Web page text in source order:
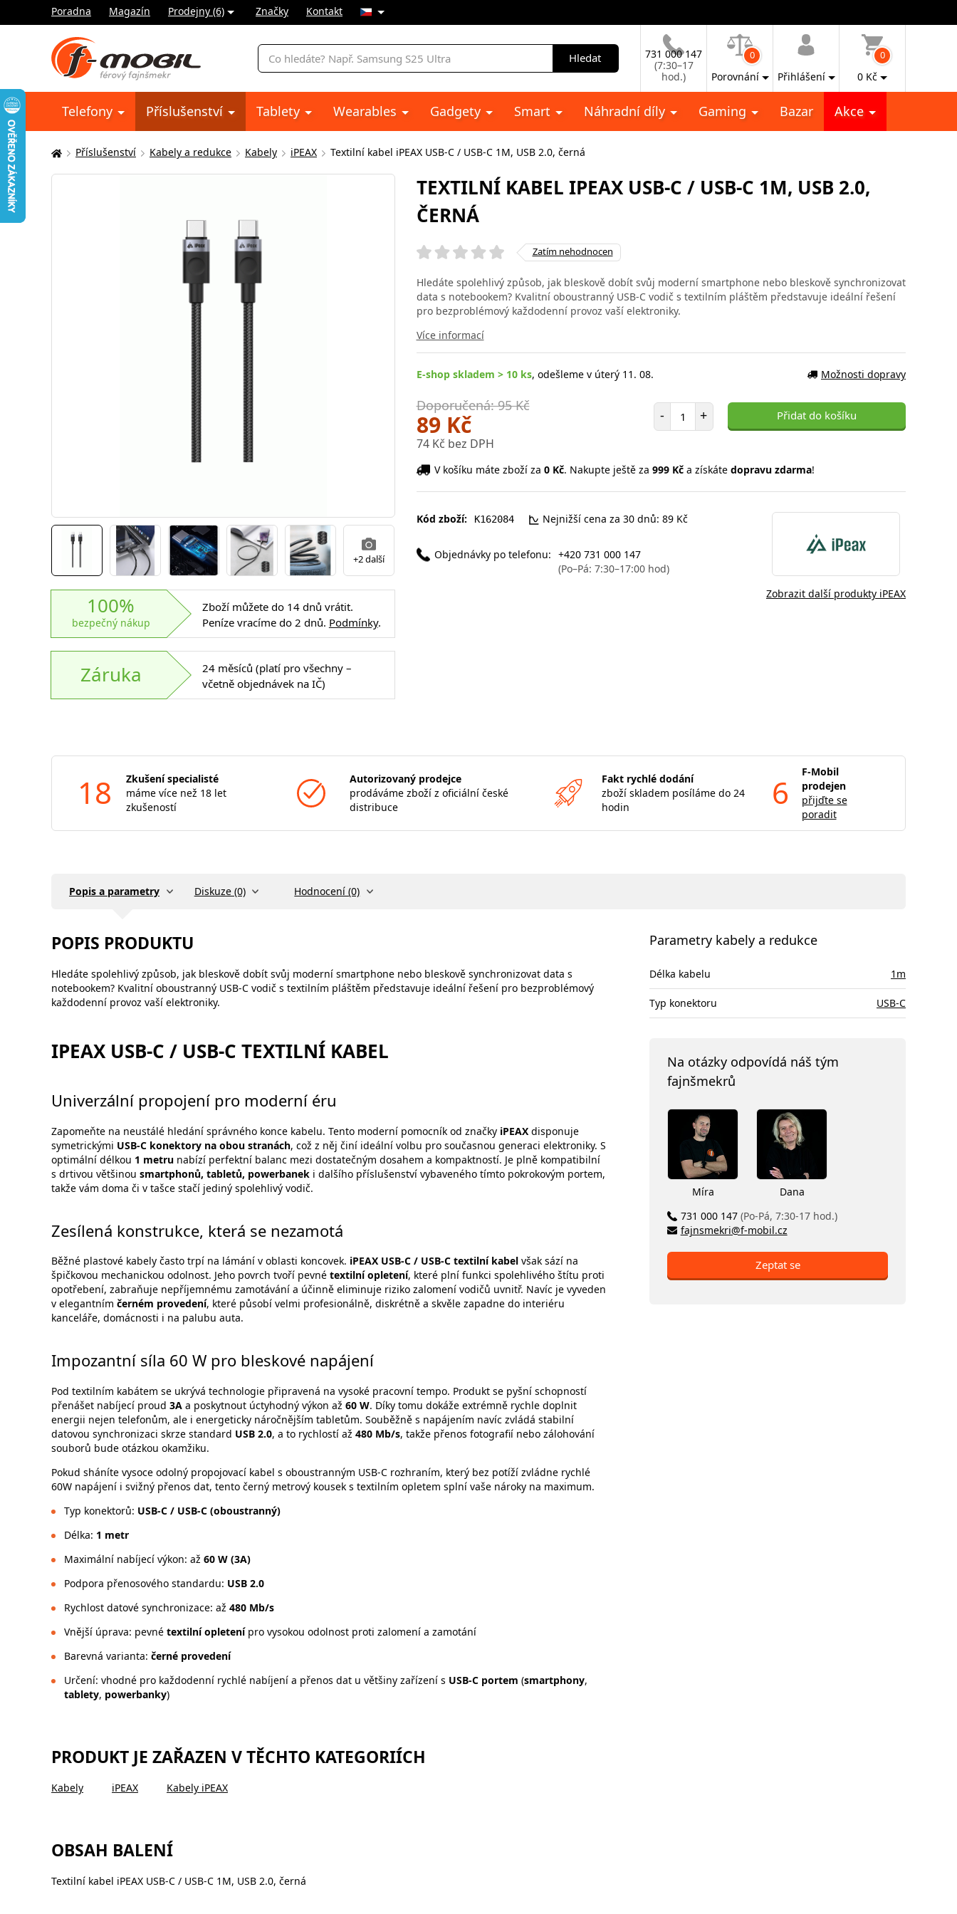
Poradna Magazín Prodejny (6) Značky Kontakt
Vyhledávání
Hledat
731 000 147
(7:30–17
hod.)
0
Porovnání Přihlášení
0
0 Kč
Telefony Příslušenství Tablety Wearables Gadgety Smart Náhradní díly Gaming Bazar Akce
Zde
se
Příslušenství Kabely a redukce Kabely iPEAX Textilní kabel iPEAX USB-C / USB-C 1M, USB 2.0, černá
+2 další
100%
bezpečný nákup
Zboží můžete do 14 dnů vrátit.
Peníze vracíme do 2 dnů. Podmínky.
Záruka
24 měsíců (platí pro všechny –
včetně objednávek na IČ)
TEXTILNÍ KABEL IPEAX USB-C / USB-C 1M, USB 2.0,
ČERNÁ
Zatím nehodnocen
Hledáte spolehlivý způsob, jak bleskově dobít svůj moderní smartphone nebo bleskově synchronizovat
data s notebookem? Kvalitní oboustranný USB-C vodič s textilním pláštěm představuje ideální řešení
pro bezproblémový každodenní provoz vaší elektroniky.
Více informací
E-shop skladem > 10 ks, odešleme v úterý 11. 08. Možnosti dopravy
Doporučená: 95 Kč
89 Kč
74 Kč bez DPH
- Počet položek
+ Přidat do košíku
V košíku máte zboží za 0 Kč. Nakupte ještě za 999 Kča získáte dopravu zdarma!
Kód zboží: K162084 Nejnižší cena za 30 dnů: 89 Kč
Objednávky po telefonu: +420 731 000 147
(Po–Pá: 7:30–17:00 hod)
Zobrazit další produkty iPEAX
18
Zkušení specialisté
máme více než 18 let
zkušeností
Autorizovaný prodejce
prodáváme zboží z oficiální české
distribuce
Fakt rychlé dodání
zboží skladem posíláme do 24
hodin
6
F-Mobil
prodejen
přijďte se
poradit
Popis a parametry Diskuze (0) Hodnocení (0)
POPIS PRODUKTU
Hledáte spolehlivý způsob, jak bleskově dobít svůj moderní smartphone nebo bleskově synchronizovat data s
notebookem? Kvalitní oboustranný USB-C vodič s textilním pláštěm představuje ideální řešení pro bezproblémový
každodenní provoz vaší elektroniky.
IPEAX USB-C / USB-C TEXTILNÍ KABEL
Univerzální propojení pro moderní éru
Zapomeňte na neustálé hledání správného konce kabelu. Tento moderní pomocník od značky iPEAX disponuje
symetrickými USB-C konektory na obou stranách, což z něj činí ideální volbu pro současnou generaci elektroniky. S
optimální délkou 1 metru nabízí perfektní balanc mezi dostatečným dosahem a kompaktností. Je plně kompatibilní
s drtivou většinou smartphonů, tabletů, powerbanek i dalšího příslušenství vybaveného tímto pokrokovým portem,
takže vám doma či v tašce stačí jediný spolehlivý vodič.
Zesílená konstrukce, která se nezamotá
Běžné plastové kabely často trpí na lámání v oblasti koncovek. iPEAX USB-C / USB-C textilní kabel však sází na
špičkovou mechanickou odolnost. Jeho povrch tvoří pevné textilní opletení, které plní funkci spolehlivého štítu proti
opotřebení, zabraňuje nepříjemnému zamotávání a účinně eliminuje riziko zalomení vodičů uvnitř. Navíc je vyveden
v elegantním černém provedení, které působí velmi profesionálně, diskrétně a skvěle zapadne do interiéru
kanceláře, domácnosti i na palubu auta.
Impozantní síla 60 W pro bleskové napájení
Pod textilním kabátem se ukrývá technologie připravená na vysoké pracovní tempo. Produkt se pyšní schopností
přenášet nabíjecí proud 3A a poskytnout úctyhodný výkon až 60 W. Díky tomu dokáže extrémně rychle doplnit
energii nejen telefonům, ale i energeticky náročnějším tabletům. Souběžně s napájením navíc zvládá stabilní
datovou synchronizaci skrze standard USB 2.0, a to rychlostí až 480 Mb/s, takže přenos fotografií nebo zálohování
souborů bude otázkou okamžiku.
Pokud sháníte vysoce odolný propojovací kabel s oboustranným USB-C rozhraním, který bez potíží zvládne rychlé
60W napájení i svižný přenos dat, tento černý metrový kousek s textilním opletem splní vaše nároky na maximum.
Typ konektorů: USB-C / USB-C (oboustranný)
Délka: 1 metr
Maximální nabíjecí výkon: až 60 W (3A)
Podpora přenosového standardu: USB 2.0
Rychlost datové synchronizace: až 480 Mb/s
Vnější úprava: pevné textilní opletenípro vysokou odolnost proti zalomení a zamotání
Barevná varianta: černé provedení
Určení: vhodné pro každodenní rychlé nabíjení a přenos dat u většiny zařízení s USB-C portem (smartphony,
tablety, powerbanky)
PRODUKT JE ZAŘAZEN V TĚCHTO KATEGORIÍCH
Kabely iPEAX Kabely iPEAX
OBSAH BALENÍ
Textilní kabel iPEAX USB-C / USB-C 1M, USB 2.0, černá
Parametry kabely a redukce
Délka kabelu 1m
Typ konektoru USB-C
Na otázky odpovídá náš tým
fajnšmekrů
Míra
Dana
731 000 147 (Po-Pá, 7:30-17 hod.)
fajnsmekri@f-mobil.cz
Zeptat se